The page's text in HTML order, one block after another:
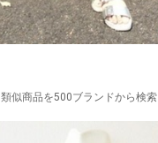
類似商品を500ブランドから検索